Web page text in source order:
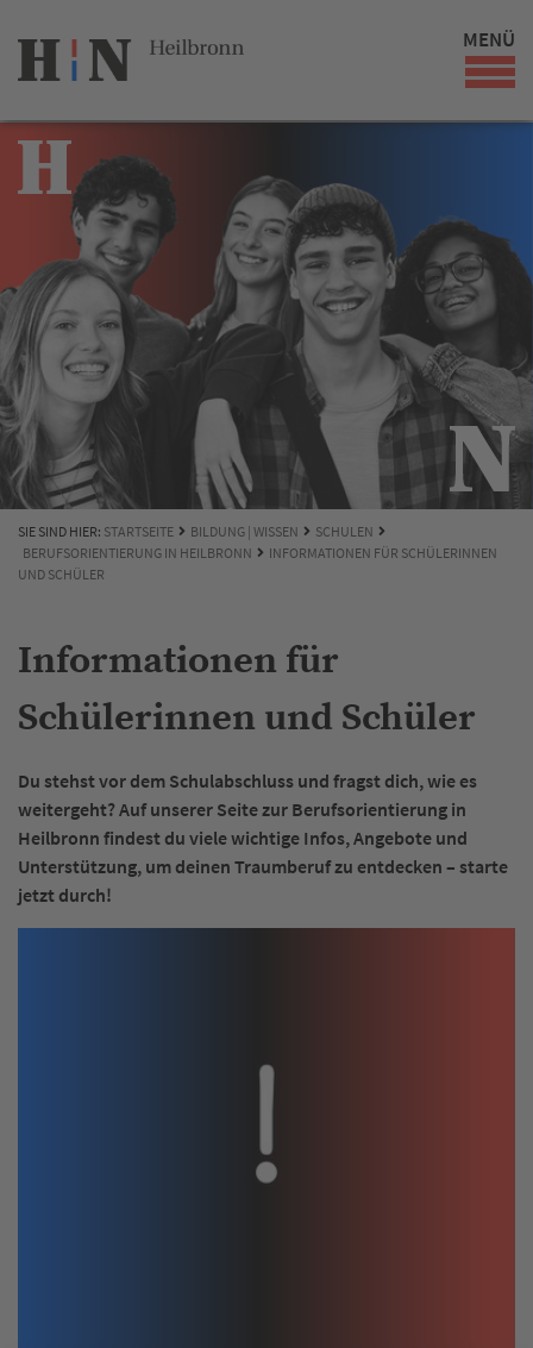
MENÜ
SIE SIND HIER: STARTSEITE BILDUNG | WISSEN
SCHULEN
BERUFSORIENTIERUNG IN HEILBRONN
INFORMATIONEN FÜR SCHÜLERINNEN
UND SCHÜLER
Informationen für
Schülerinnen und Schüler
Du stehst vor dem Schulabschluss und fragst dich, wie es
weitergeht? Auf unserer Seite zur Berufsorientierung in
Heilbronn findest du viele wichtige Infos, Angebote und
Unterstützung, um deinen Traumberuf zu entdecken – starte
jetzt durch!